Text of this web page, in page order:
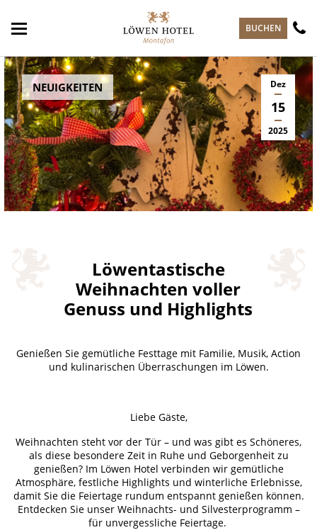
BUCHEN
NEUIGKEITEN Dez
15
2025
Löwentastische
Weihnachten voller
Genuss und Highlights
Genießen Sie gemütliche Festtage mit Familie, Musik, Action
und kulinarischen Überraschungen im Löwen.
Liebe Gäste,
Weihnachten steht vor der Tür – und was gibt es Schöneres,
als diese besondere Zeit in Ruhe und Geborgenheit zu
genießen? Im Löwen Hotel verbinden wir gemütliche
Atmosphäre, festliche Highlights und winterliche Erlebnisse,
damit Sie die Feiertage rundum entspannt genießen können.
Entdecken Sie unser Weihnachts- und Silvesterprogramm –
für unvergessliche Feiertage.